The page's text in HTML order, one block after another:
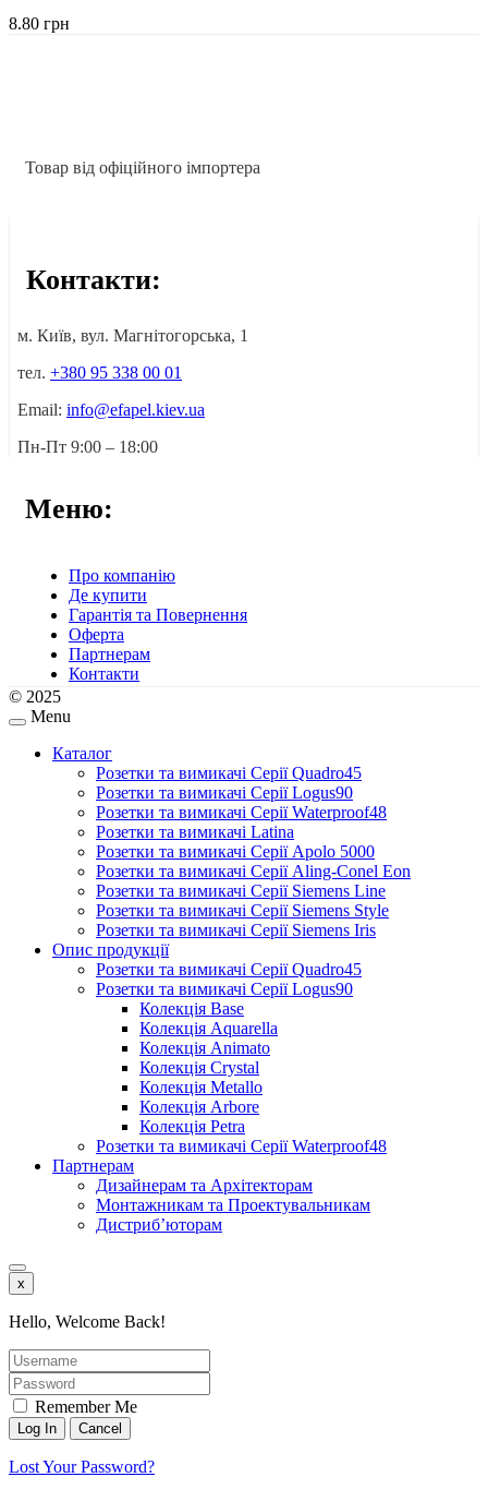
8.80 грн
Товар від офіційного імпортера
Контакти:
м. Київ, вул. Магнітогорська, 1
тел. +380 95 338 00 01
Email: info@efapel.kiev.ua
Пн-Пт 9:00 – 18:00
Меню:
Про компанію
Де купити
Гарантія та Повернення
Оферта
Партнерам
Контакти
© 2025
Menu
Каталог
Розетки та вимикачі Серії Quadro45
Розетки та вимикачі Серії Logus90
Розетки та вимикачі Серії Waterproof48
Розетки та вимикачі Latina
Розетки та вимикачі Серії Apolo 5000
Розетки та вимикачі Серії Aling-Conel Eon
Розетки та вимикачі Серії Siemens Line
Розетки та вимикачі Серії Siemens Style
Розетки та вимикачі Серії Siemens Iris
Опис продукції
Розетки та вимикачі Серії Quadro45
Розетки та вимикачі Серії Logus90
Колекція Base
Колекція Aquarella
Колекція Animato
Колекція Crystal
Колекція Metallo
Колекція Arbore
Колекція Petra
Розетки та вимикачі Серії Waterproof48
Партнерам
Дизайнерам та Архітекторам
Монтажникам та Проектувальникам
Дистриб’юторам
x
Hello, Welcome Back!
Remember Me
Lost Your Password?